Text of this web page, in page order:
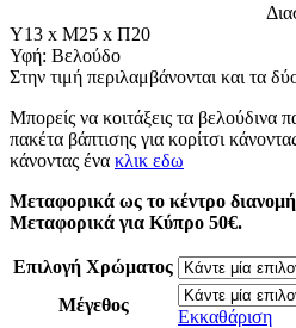
Διαστάσεις
Υ13 x Μ25 x Π20
Υφή: Βελούδο
Στην τιμή περιλαμβάνονται και τα
Μπορείς να κοιτάξεις τα
πακέτα βάπτισης για κορίτσι
κάνοντας ένα κλικ εδω
Μεταφορικά ως το κέντρο
Μεταφορικά για Κύπρο 50€.
Επιλογή Χρώματος
Μέγεθος
Εκκαθάριση